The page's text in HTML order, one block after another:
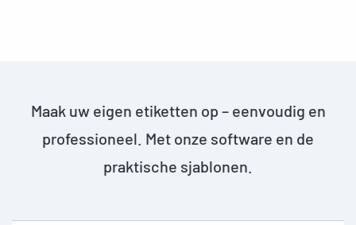
Maak uw eigen etiketten op – eenvoudig en
professioneel. Met onze software en de
praktische sjablonen.